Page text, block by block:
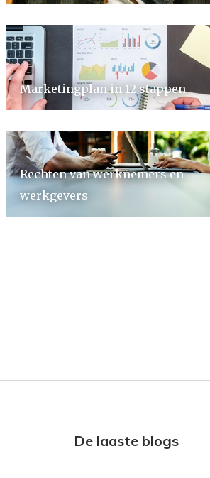
Marketingplan in 12 stappen
Rechten van werknemers en
werkgevers
De laaste blogs